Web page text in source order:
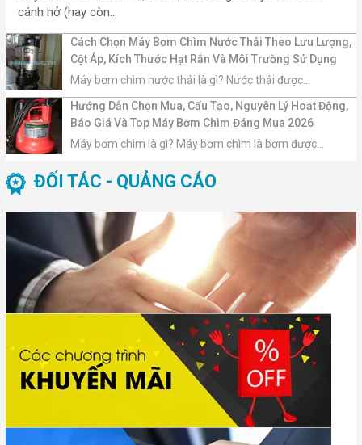
cánh hở (hay còn...
Cách Chọn Máy Bơm Chìm Nước Thải Theo Lưu Lượng,
Cột Áp, Kích Thước Hạt Rắn Và Môi Trường Sử Dụng
Máy bơm chìm nước thải là gì? Nước thải được...
Hướng Dẫn Chọn Mua, Cấu Tạo, Nguyên Lý Hoạt Động,
Báo Giá Và Top Máy Bơm Chìm Đáng Mua 2026
Máy bơm chìm là gì? Máy bơm chìm là bơm được...
ĐỐI TÁC - QUẢNG CÁO